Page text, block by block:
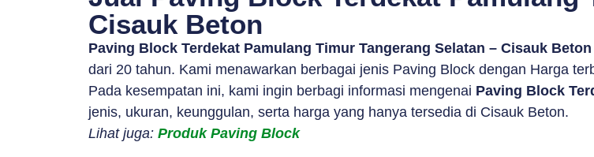
Cisauk Beton
Paving Block Terdekat Pamulang Timur Tangerang Selatan – Cisauk Beton
dari 20 tahun. Kami menawarkan berbagai jenis Paving Block dengan Harga
Pada kesempatan ini, kami ingin berbagi informasi mengenai Paving Block
jenis, ukuran, keunggulan, serta harga yang hanya tersedia di Cisauk Beton.
Lihat juga: Produk Paving Block